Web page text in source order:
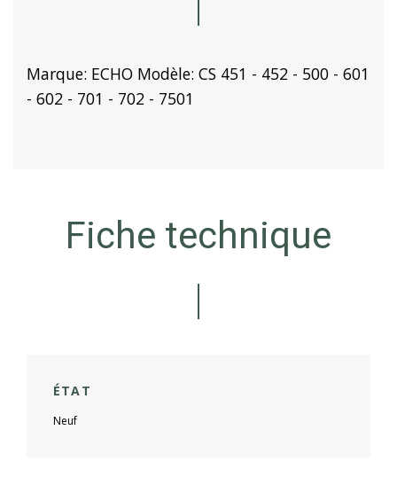
Marque: ECHO Modèle: CS 451 - 452 - 500 - 601
- 602 - 701 - 702 - 7501
Fiche technique
ÉTAT
Neuf